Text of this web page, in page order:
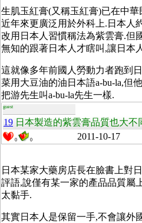
生肌玉紅膏(又稱玉紅膏)已在中華
近年來更廣泛用於外科上.日本人
改用日本人習慣稱法為紫雲膏.但
無知的跟著日本人才瞎叫,讓日本
這就像多年前國人勞動力者跑到
菜用大豆油的油日本語a-bu-la,但
把游先生叫a-bu-la先生一樣.
guest
19 日本製造的紫雲膏品質也大不
0 0 2011-10-17
日本某家大藥房店長在臉書上對
評語,說僅有某一家的產品品質屬
太黏手.
其實日本人是保留一手,不會讓外